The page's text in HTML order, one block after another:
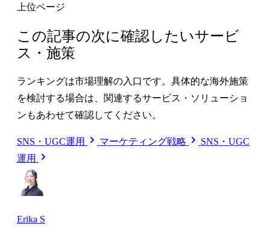
上位ページ
この記事の次に確認したいサービ
ス・施策
ランキングは市場理解の入口です。具体的な海外施策
を検討する場合は、関連するサービス・ソリューショ
ンもあわせて確認してください。
SNS・UGC運用 マーケティング戦略
SNS・UGC
運用
Erika S